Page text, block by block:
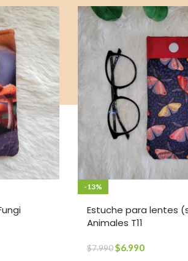
-13%
Estuche para lentes
Animales T11
$7.990$6.990